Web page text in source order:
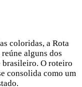
coloridas, a Rota
alguns dos
brasileiro. O roteiro
consolida como um